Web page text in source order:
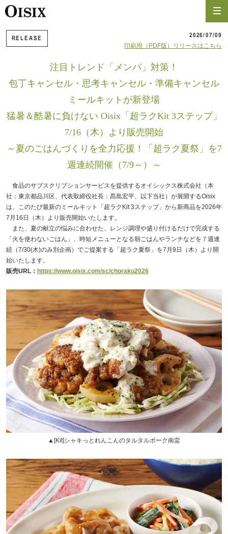
RELEASE
2026/07/09
印刷用（PDF版）リリースはこちら
注目トレンド「メンパ」対策！
包丁キャンセル・思考キャンセル・準備キャンセル
ミールキットが新登場
猛暑＆酷暑に負けない Oisix「超ラクKit 3ステップ」
7/16（木）より販売開始
～夏のごはんづくりを全力応援！「超ラク夏祭」を7
週連続開催（7/9～）～
食品のサブスクリプションサービスを提供するオイシックス株式会社（本
社：東京都品川区、代表取締役社長：髙島宏平、以下当社）が展開するOisix
は、このたび最新のミールキット「超ラクKit 3ステップ」から新商品を2026年
7月16日（木）より販売開始いたします。
また、夏の献立の悩みに合わせた、レンジ調理や盛り付けるだけで完成する
「火を使わないごはん」、時短メニューとなる朝ごはんやランチなどを７週連
続（7/30(木)のみ別企画）でご提案する「超ラク夏祭」を7月9日（木）より開
始いたします。
販売URL： https://www.oisix.com/sc/choraku2026
▲[Kit]シャキっとれんこんのタルタルポーク南蛮